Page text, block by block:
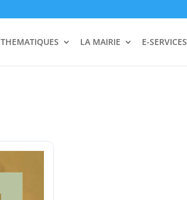
THEMATIQUES LA MAIRIE E-SERVICES